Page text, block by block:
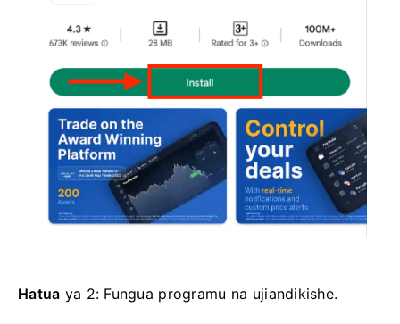
Hatua ya 2: Fungua programu na ujiandikishe.